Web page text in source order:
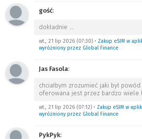
gość:
dokładnie
wt., 21 lip 2026 (07:30) • Zakup eSIM w
wyróżniony przez Global Finance
Jas Fasola:
chciałbym zrozumieć jaki był powód
oferowana jest przez bardzo wiele
wt., 21 lip 2026 (07:12) • Zakup eSIM w
wyróżniony przez Global Finance
PykPyk: